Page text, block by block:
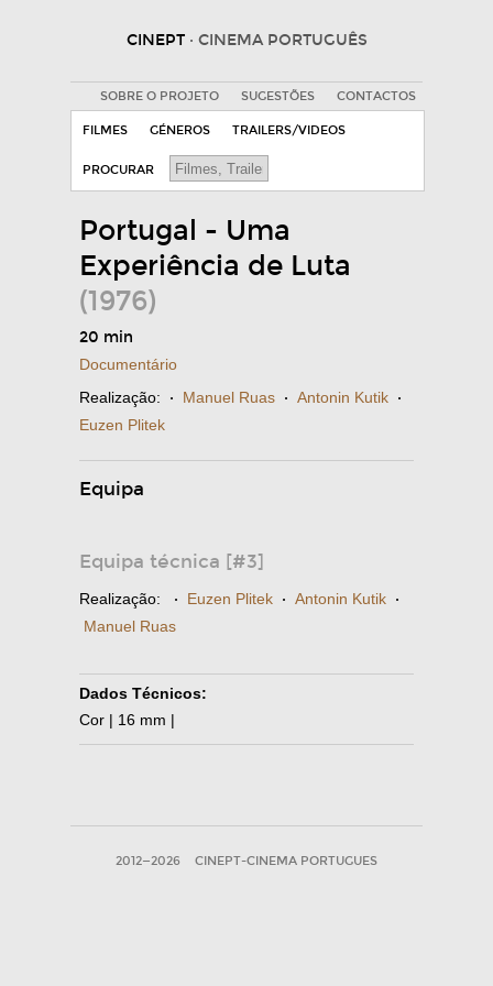
CINEPT · CINEMA PORTUGUÊS
SOBRE O PROJETO SUGESTÕES CONTACTOS
FILMES GÉNEROS TRAILERS/VIDEOS
PROCURAR
Portugal - Uma
Experiência de Luta
(1976)
20 min
Documentário
Realização: · Manuel Ruas · Antonin Kutik ·
Euzen Plitek
Equipa
Equipa técnica [#3]
Realização: · Euzen Plitek · Antonin Kutik ·
Manuel Ruas
Dados Técnicos:
Cor | 16 mm |
2012—2026 CINEPT-CINEMA PORTUGUES